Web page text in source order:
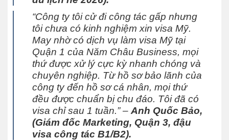
“Công ty tôi cử đi công tác gấp nhưng
tôi chưa có kinh nghiệm xin visa Mỹ.
May nhờ có dịch vụ làm visa Mỹ tại
Quận 1 của Năm Châu Business, mọi
thứ được xử lý cực kỳ nhanh chóng và
chuyên nghiệp. Từ hồ sơ bảo lãnh của
công ty đến hồ sơ cá nhân, mọi thứ
đều được chuẩn bị chu đáo. Tôi đã có
visa chỉ sau 1 tuần.”– Anh Quốc Bảo,
(Giám đốc Marketing, Quận 3, đậu
visa công tác B1/B2).